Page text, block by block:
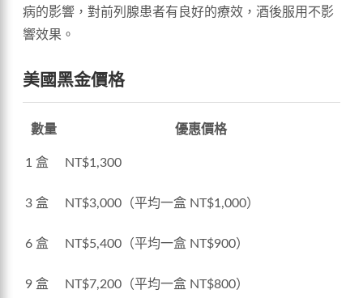
病的影響，對前列腺患者有良好的療效，酒後服用不影
響效果。
美國黑金價格
數量 優惠價格
1 盒 NT$1,300
3 盒 NT$3,000（平均一盒 NT$1,000）
6 盒 NT$5,400（平均一盒 NT$900）
9 盒 NT$7,200（平均一盒 NT$800）